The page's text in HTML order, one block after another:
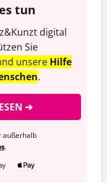
tun
digital
Sie
unsere Hilfe
.
➔
außerhalb
.